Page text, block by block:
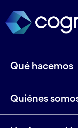
Qué hacemos
Quiénes